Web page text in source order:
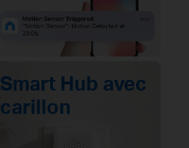
Smart Hub avec
carillon